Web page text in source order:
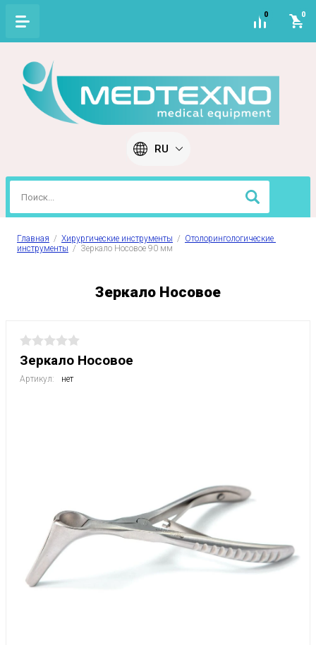
0 0
RU
Главная
  /
Хирургические инструменты
  /
Отолорингологические
инструменты
  /  Зеркало Носовое 90 мм
Зеркало Носовое
Зеркало Носовое
Артикул: нет